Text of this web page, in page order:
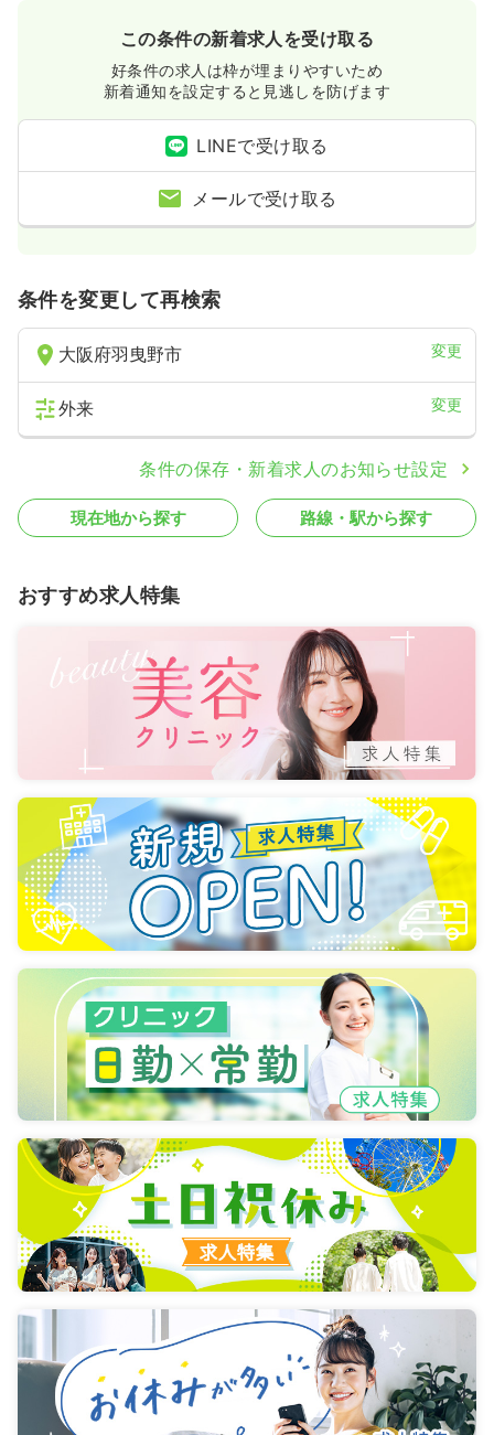
この条件の新着求人を受け取る
好条件の求人は枠が埋まりやすいため
新着通知を設定すると見逃しを防げます
LINEで受け取る
メールで受け取る
条件を変更して再検索
大阪府羽曳野市 変更
外来 変更
条件の保存・新着求人のお知らせ設定
現在地から探す 路線・駅から探す
おすすめ求人特集